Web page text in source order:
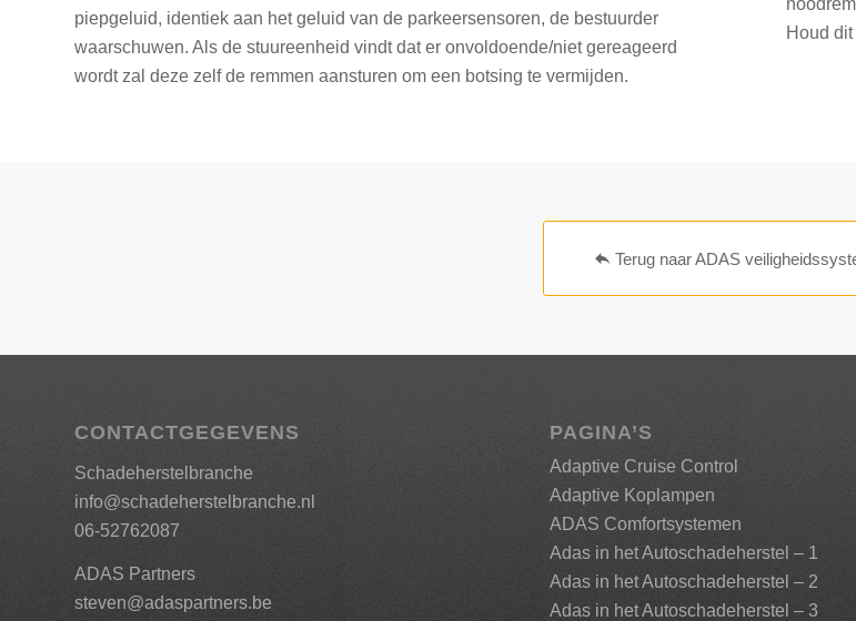
piepgeluid, identiek aan het geluid van de parkeersensoren, de bestuurder
waarschuwen. Als de stuureenheid vindt dat er onvoldoende/niet gereageerd
wordt zal deze zelf de remmen aansturen om een botsing te vermijden.
Houd
Terug naar ADAS
CONTACTGEGEVENS
Schadeherstelbranche
info@schadeherstelbranche.nl
06-52762087
ADAS Partners
steven@adaspartners.be
PAGINA’S
Adaptive Cruise Control
Adaptive Koplampen
ADAS Comfortsystemen
Adas in het Autoschadeherstel – 1
Adas in het Autoschadeherstel – 2
Adas in het Autoschadeherstel – 3